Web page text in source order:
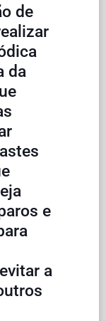
de
da
e
a